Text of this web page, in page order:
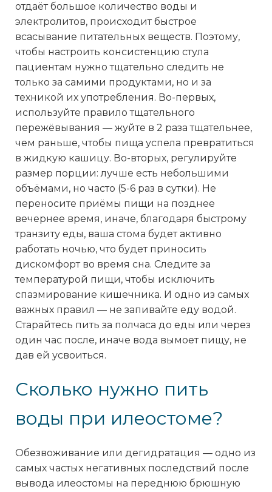
отдаёт большое количество воды и
электролитов, происходит быстрое
всасывание питательных веществ. Поэтому,
чтобы настроить консистенцию стула
пациентам нужно тщательно следить не
только за самими продуктами, но и за
техникой их употребления. Во-первых,
используйте правило тщательного
пережёвывания — жуйте в 2 раза тщательнее,
чем раньше, чтобы пища успела превратиться
в жидкую кашицу. Во-вторых, регулируйте
размер порции: лучше есть небольшими
объёмами, но часто (5-6 раз в сутки). Не
переносите приёмы пищи на позднее
вечернее время, иначе, благодаря быстрому
транзиту еды, ваша стома будет активно
работать ночью, что будет приносить
дискомфорт во время сна. Следите за
температурой пищи, чтобы исключить
спазмирование кишечника. И одно из самых
важных правил — не запивайте еду водой.
Старайтесь пить за полчаса до еды или через
один час после, иначе вода вымоет пищу, не
дав ей усвоиться.
Сколько нужно пить
воды при илеостоме?
Обезвоживание или дегидратация — одно из
самых частых негативных последствий после
вывода илеостомы на переднюю брюшную